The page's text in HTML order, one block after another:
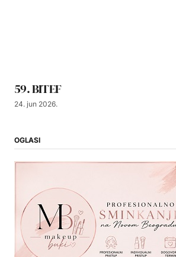
59. BITEF
24. jun 2026.
OGLASI